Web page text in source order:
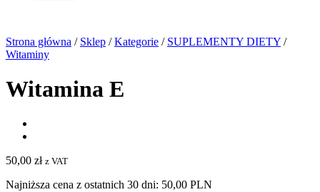
Strona główna / Sklep / Kategorie / SUPLEMENTY DIETY /
Witaminy
Witamina E
50,00 zł z VAT
Najniższa cena z ostatnich 30 dni: 50,00 PLN